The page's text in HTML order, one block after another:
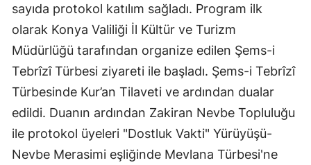
Kastamonu
Kayseri
Kırklareli
Kırşehir
Kocaeli
Konya
sayıda protokol katılım sağladı. Program ilk
olarak Konya Valiliği İl Kültür ve Turizm
Müdürlüğü tarafından organize edilen Şems-i
Tebrîzî Türbesi ziyareti ile başladı. Şems-i Tebrîzî
Türbesinde Kur’an Tilaveti ve ardından dualar
edildi. Duanın ardından Zakiran Nevbe Topluluğu
ile protokol üyeleri "Dostluk Vakti" Yürüyüşü-
Nevbe Merasimi eşliğinde Mevlana Türbesi'ne